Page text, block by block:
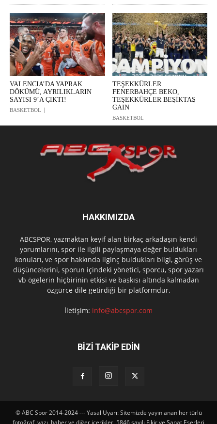
VALENCIA’DA YAPRAK
DÖKÜMÜ, AYRILIKLARIN
SAYISI 9’A ÇIKTI!
BASKETBOL
TEŞEKKÜRLER
FENERBAHÇE BEKO,
TEŞEKKÜRLER BEŞİKTAŞ
GAIN
BASKETBOL
HAKKIMIZDA
ABCSPOR, yazmaktan keyif alan birkaç arkadaşın kendi
yorumlarını, spor ile ilgili paylaşmaya değer buldukları
konuları, ve spor hakkında ilginç buldukları bilgi, görüş ve
düşüncelerini, sporun içindeki yönetici, sporcu, spor yazarı
vb ögelerin hiçbirinin etkisi ve baskısı altında kalmadan
özgürce dile getirdiği bir platformdur.
İletişim: info@abcspor.com
BİZİ TAKİP EDİN
© ABC Spor 2014-2024 --- Yasal Uyarı: Sitemizde yayınlanan her türlü